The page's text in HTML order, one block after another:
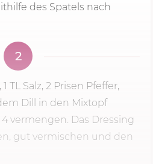
des Spatels nach
2
TL Salz, 2 Prisen Pfeffer,
Dill in den Mixtopf
4 vermengen. Das Dressing
gut vermischen und den